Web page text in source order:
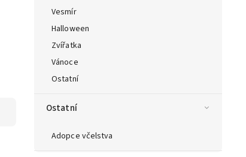
Vesmír
Halloween
Zvířatka
Vánoce
Ostatní
Ostatní
Adopce včelstva